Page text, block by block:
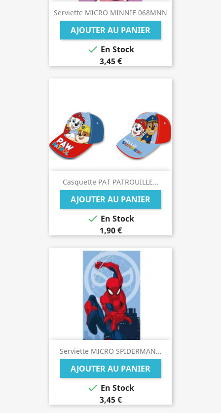
Serviette MICRO MINNIE 068MNN
AJOUTER AU PANIER
 En Stock
3,45 €
Casquette PAT PATROUILLE...
AJOUTER AU PANIER
 En Stock
1,90 €
Serviette MICRO SPIDERMAN...
AJOUTER AU PANIER
 En Stock
3,45 €